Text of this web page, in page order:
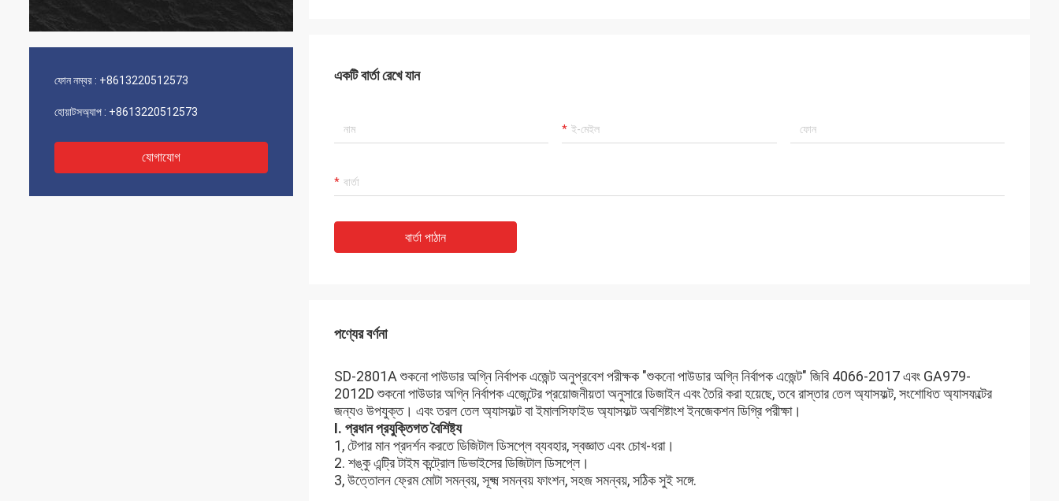
ফোন নম্বর : +8613220512573
হোয়াটসঅ্যাপ : +8613220512573
যোগাযোগ
একটি বার্তা রেখে যান
বার্তা পাঠান
পণ্যের বর্ণনা
SD-2801A শুকনো পাউডার অগ্নি নির্বাপক এজেন্ট অনুপ্রবেশ পরীক্ষক "শুকনো পাউডার অগ্নি নির্বাপক এজেন্ট" জিবি 4066-2017 এবং GA979-
2012D শুকনো পাউডার অগ্নি নির্বাপক এজেন্টের প্রয়োজনীয়তা অনুসারে ডিজাইন এবং তৈরি করা হয়েছে, তবে রাস্তার তেল অ্যাসফল্ট, সংশোধিত অ্যাসফল্টের
জন্যও উপযুক্ত। এবং তরল তেল অ্যাসফল্ট বা ইমালসিফাইড অ্যাসফল্ট অবশিষ্টাংশ ইনজেকশন ডিগ্রি পরীক্ষা।
I. প্রধান প্রযুক্তিগত বৈশিষ্ট্য
1, টেপার মান প্রদর্শন করতে ডিজিটাল ডিসপ্লে ব্যবহার, স্বজ্ঞাত এবং চোখ-ধরা।
2. শঙ্কু এন্ট্রি টাইম কন্ট্রোল ডিভাইসের ডিজিটাল ডিসপ্লে।
3, উত্তোলন ফ্রেম মোটা সমন্বয়, সূক্ষ্ম সমন্বয় ফাংশন, সহজ সমন্বয়, সঠিক সুই সঙ্গে.